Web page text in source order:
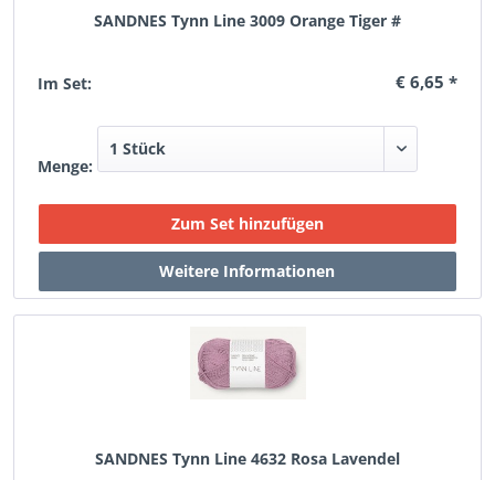
SANDNES Tynn Line 3009 Orange Tiger #
Im Set: € 6,65 *
Menge:
SANDNES Tynn Line 4632 Rosa Lavendel